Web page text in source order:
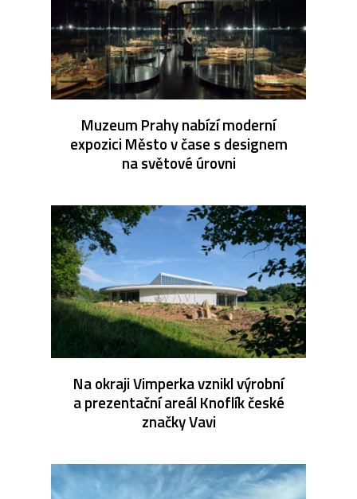
Muzeum Prahy nabízí moderní
expozici Město v čase s designem
na světové úrovni
Na okraji Vimperka vznikl výrobní
a prezentační areál Knoflík české
značky Vavi